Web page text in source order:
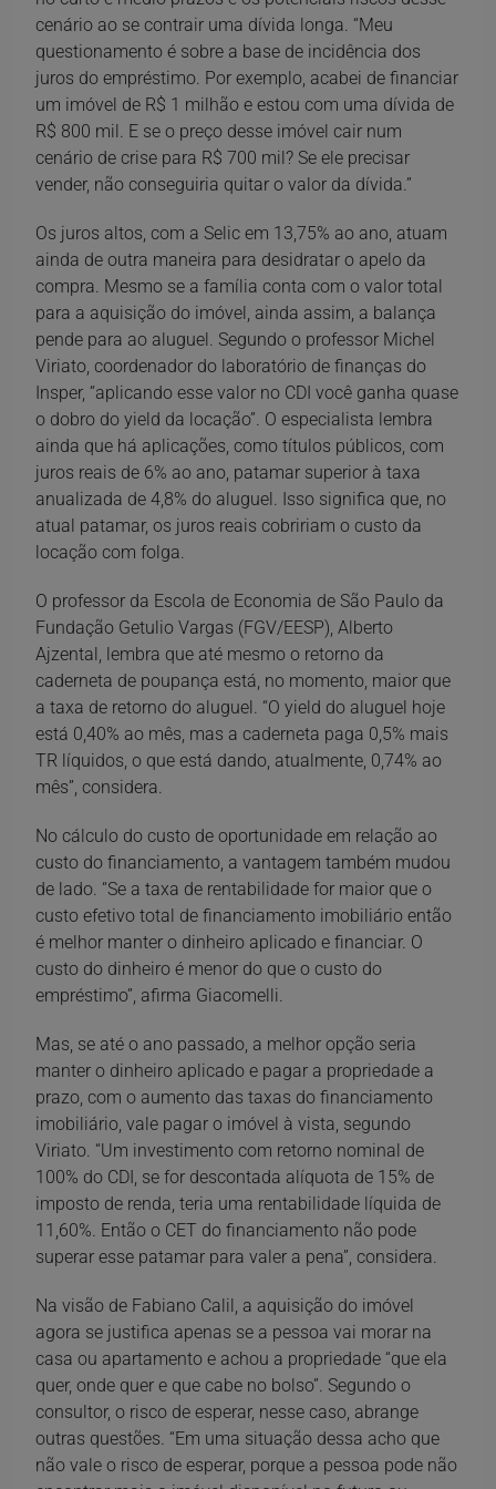
cenário ao se contrair uma dívida longa. “Meu
questionamento é sobre a base de incidência dos
juros do empréstimo. Por exemplo, acabei de financiar
um imóvel de R$ 1 milhão e estou com uma dívida de
R$ 800 mil. E se o preço desse imóvel cair num
cenário de crise para R$ 700 mil? Se ele precisar
vender, não conseguiria quitar o valor da dívida.”
Os juros altos, com a Selic em 13,75% ao ano, atuam
ainda de outra maneira para desidratar o apelo da
compra. Mesmo se a família conta com o valor total
para a aquisição do imóvel, ainda assim, a balança
pende para ao aluguel. Segundo o professor Michel
Viriato, coordenador do laboratório de finanças do
Insper, “aplicando esse valor no CDI você ganha quase
o dobro do yield da locação”. O especialista lembra
ainda que há aplicações, como títulos públicos, com
juros reais de 6% ao ano, patamar superior à taxa
anualizada de 4,8% do aluguel. Isso significa que, no
atual patamar, os juros reais cobririam o custo da
locação com folga.
O professor da Escola de Economia de São Paulo da
Fundação Getulio Vargas (FGV/EESP), Alberto
Ajzental, lembra que até mesmo o retorno da
caderneta de poupança está, no momento, maior que
a taxa de retorno do aluguel. “O yield do aluguel hoje
está 0,40% ao mês, mas a caderneta paga 0,5% mais
TR líquidos, o que está dando, atualmente, 0,74% ao
mês”, considera.
No cálculo do custo de oportunidade em relação ao
custo do financiamento, a vantagem também mudou
de lado. “Se a taxa de rentabilidade for maior que o
custo efetivo total de financiamento imobiliário então
é melhor manter o dinheiro aplicado e financiar. O
custo do dinheiro é menor do que o custo do
empréstimo”, afirma Giacomelli.
Mas, se até o ano passado, a melhor opção seria
manter o dinheiro aplicado e pagar a propriedade a
prazo, com o aumento das taxas do financiamento
imobiliário, vale pagar o imóvel à vista, segundo
Viriato. “Um investimento com retorno nominal de
100% do CDI, se for descontada alíquota de 15% de
imposto de renda, teria uma rentabilidade líquida de
11,60%. Então o CET do financiamento não pode
superar esse patamar para valer a pena”, considera.
Na visão de Fabiano Calil, a aquisição do imóvel
agora se justifica apenas se a pessoa vai morar na
casa ou apartamento e achou a propriedade “que ela
quer, onde quer e que cabe no bolso”. Segundo o
consultor, o risco de esperar, nesse caso, abrange
outras questões. “Em uma situação dessa acho que
não vale o risco de esperar, porque a pessoa pode não